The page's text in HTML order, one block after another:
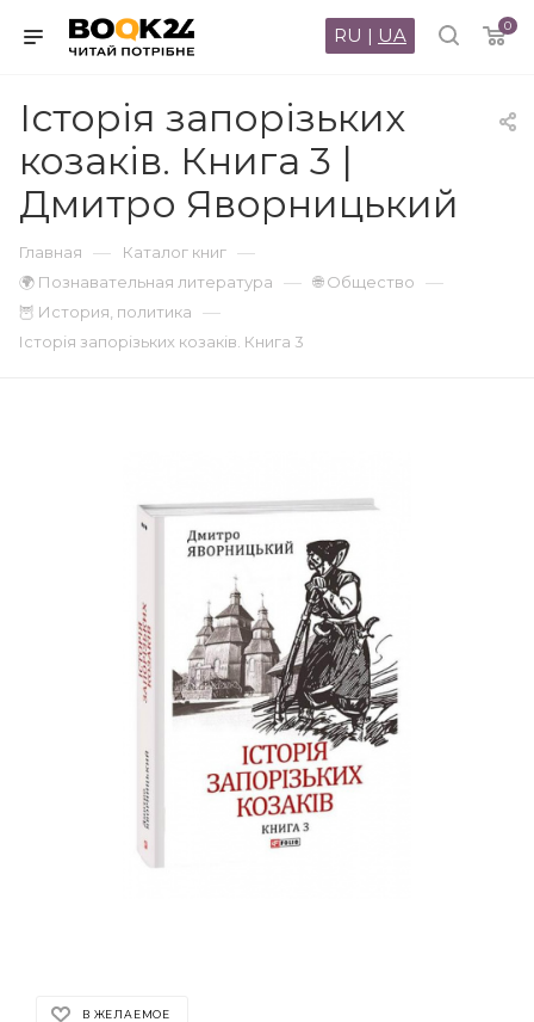
0
RU | UA
Історія запорізьких
козаків. Книга 3 |
Дмитро Яворницький
Главная — Каталог книг —
🌍 Познавательная литература — 🌐 Общество —
🦉 История, политика —
Історія запорізьких козаків. Книга 3
В ЖЕЛАЕМОЕ